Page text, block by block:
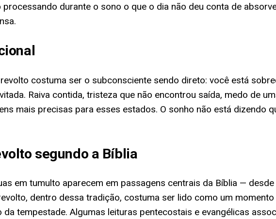
durante o sono o que o dia não deu conta de
costuma ser o subconsciente sendo direto: você está
Raiva contida, tristeza que não encontrou saída, medo de
mais precisas para esses estados. O sonho não está dizendo
segundo a Bíblia
em tumulto aparecem em passagens centrais da Bíblia —
dentro dessa tradição, costuma ser lido como um
da tempestade. Algumas leituras pentecostais e evangélicas